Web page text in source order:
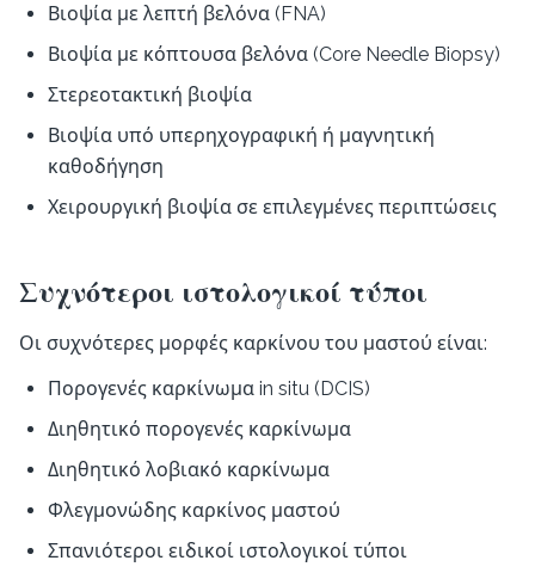
Βιοψία με λεπτή βελόνα (FNA)
Βιοψία με κόπτουσα βελόνα (Core Needle Biopsy)
Στερεοτακτική βιοψία
Βιοψία υπό υπερηχογραφική ή μαγνητική
καθοδήγηση
Χειρουργική βιοψία σε επιλεγμένες περιπτώσεις
Συχνότεροι ιστολογικοί τύποι
Οι συχνότερες μορφές καρκίνου του μαστού είναι:
Πορογενές καρκίνωμα in situ (DCIS)
Διηθητικό πορογενές καρκίνωμα
Διηθητικό λοβιακό καρκίνωμα
Φλεγμονώδης καρκίνος μαστού
Σπανιότεροι ειδικοί ιστολογικοί τύποι